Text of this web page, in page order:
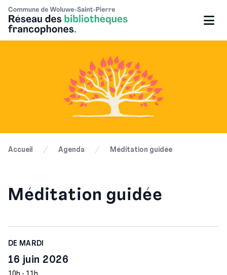
Accueil Agenda Méditation guidée
Méditation guidée
DE MARDI
16 juin 2026
10h - 11h